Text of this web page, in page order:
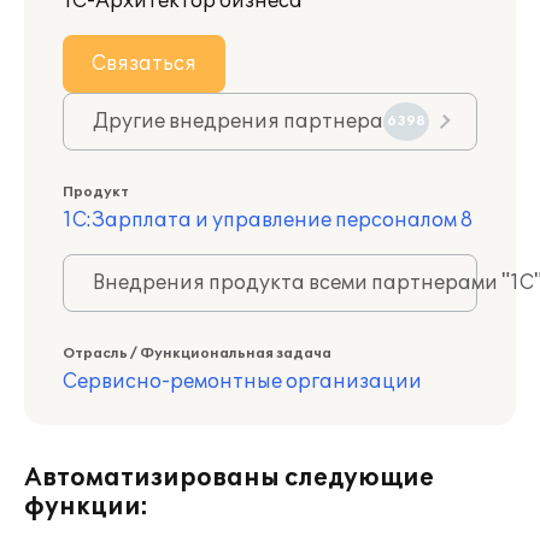
Связаться
Другие внедрения партнера 6398
Продукт
1С:Зарплата и управление персоналом 8
Внедрения продукта всеми партнерами
Отрасль / Функциональная задача
Сервисно-ремонтные организации
Автоматизированы следующие
функции: